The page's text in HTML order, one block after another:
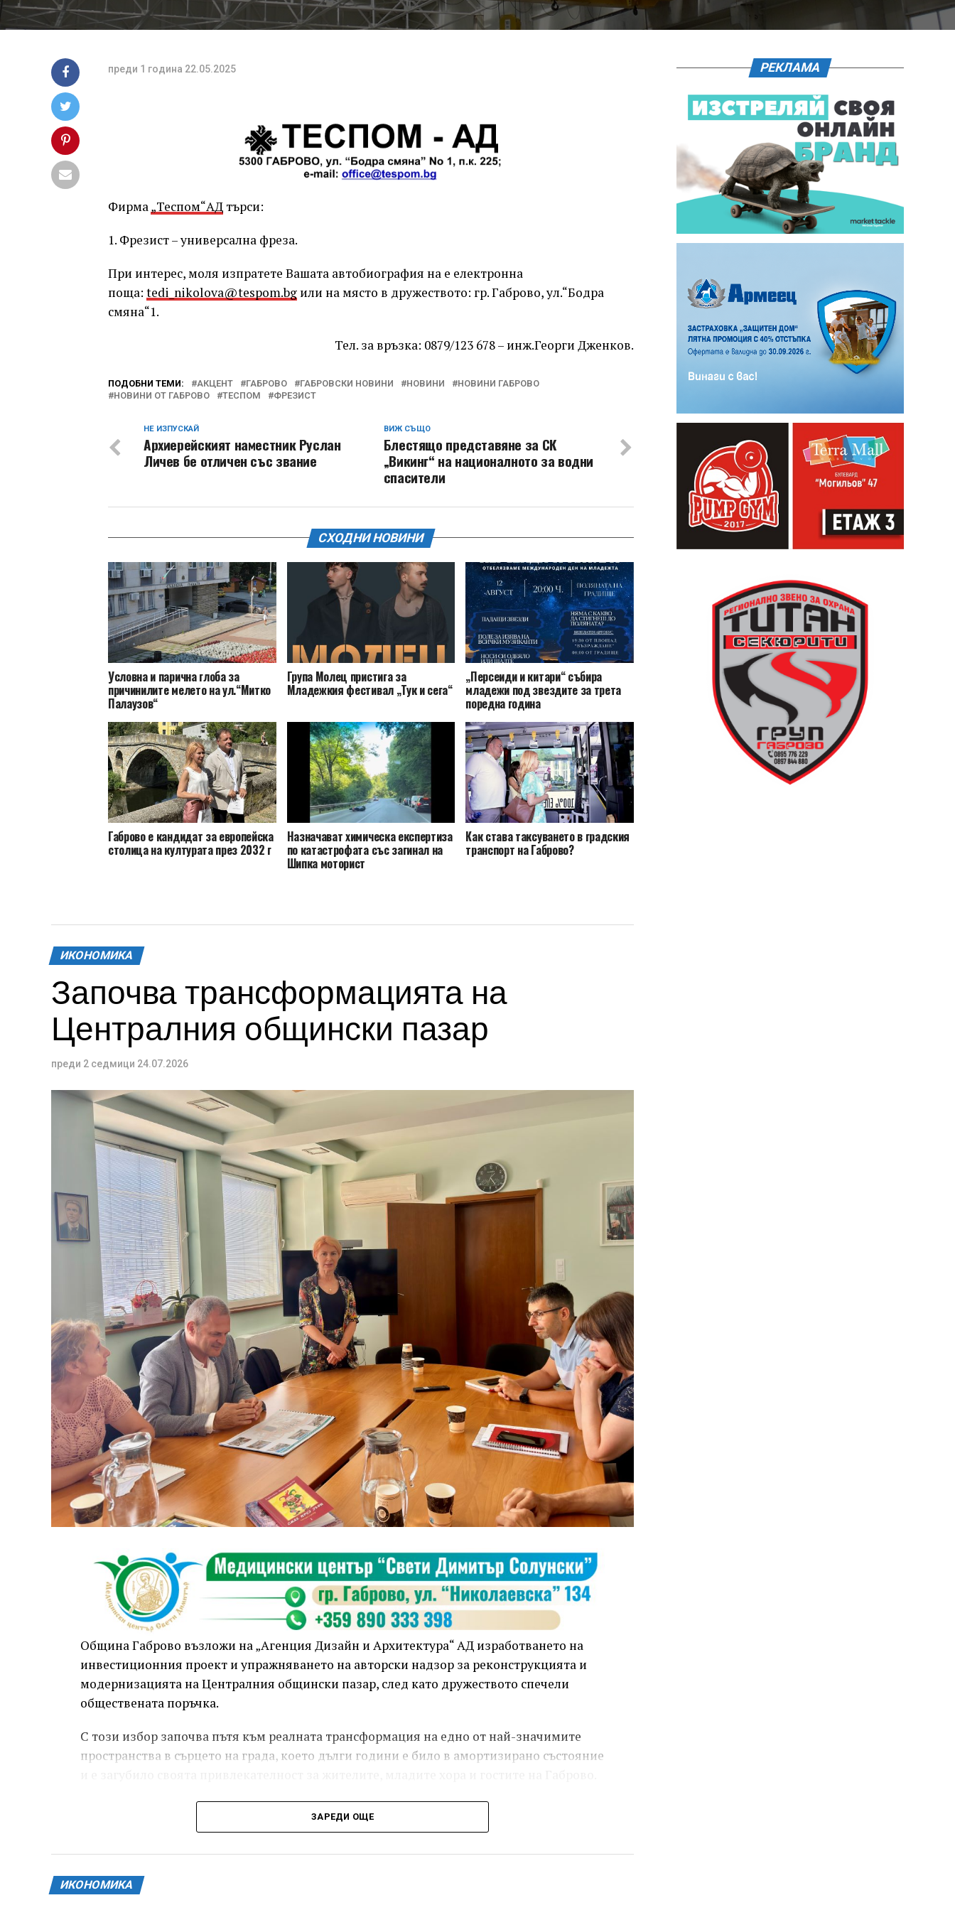
преди 1 година 22.05.2025
Фирма„Теспом“АД търси:
1. Фрезист – универсална фреза.
При интерес, моля изпратете Вашата автобиография на е електронна
поща: tedi_nikolova@tespom.bg или на място в дружеството: гр. Габрово, ул.“Бодра
смяна“1.
Тел. за връзка: 0879/123 678 – инж.Георги Дженков.
ПОДОБНИ ТЕМИ: АКЦЕНТ ГАБРОВО ГАБРОВСКИ НОВИНИ НОВИНИ
НОВИНИ ГАБРОВО
НОВИНИ ОТ ГАБРОВО
ТЕСПОМ ФРЕЗИСТ
ВИЖ СЪЩО
Блестящо представяне за СК
„Викинг“ на националното за водни
спасители
НЕ ИЗПУСКАЙ
Архиерейският наместник Руслан
Личев бе отличен със звание
СХОДНИ НОВИНИ
Условна и парична глоба за
причинилите мелето на ул.“Митко
Палаузов“
Група Молец пристига за
Младежкия фестивал „Тук и сега“
„Персеиди и китари“ събира
младежи под звездите за трета
поредна година
Габрово е кандидат за европейска
столица на културата през 2032 г
Назначават химическа експертиза
по катастрофата със загинал на
Шипка моторист
Как става таксуването в градския
транспорт на Габрово?
ИКОНОМИКА
Започва трансформацията на
Централния общински пазар
преди 2 седмици 24.07.2026
Община Габрово възложи на „Агенция Дизайн и Архитектура“ АД изработването на
инвестиционния проект и упражняването на авторски надзор за реконструкцията и
модернизацията на Централния общински пазар, след като дружеството спечели
обществената поръчка.
С този избор започва пътя към реалната трансформация на едно от най-значимите
пространства в сърцето на града, което дълги години е било в амортизирано състояние
ЗАРЕДИ ОЩЕ
ИКОНОМИКА
РЕКЛАМА